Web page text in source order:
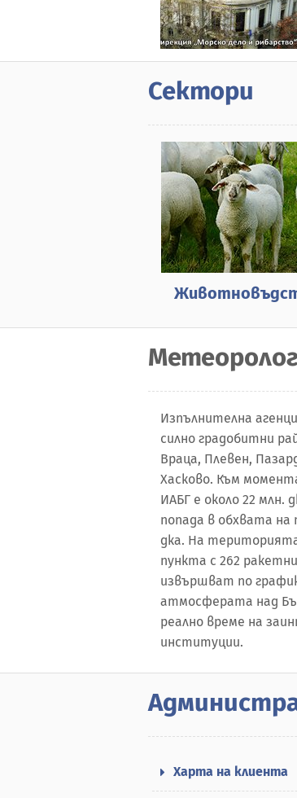
Сектори
Изпълнителна
силно градобитни
Враца, Плевен,
Хасково. Към
ИАБГ е около 22 млн.
попада в обхвата
дка. На
пункта с 262
извършват по
атмосферата над
реално врeме на
институции.
Харта на клиента